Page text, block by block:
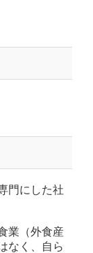
門にした社
業（外食産
なく、自ら